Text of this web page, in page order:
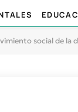
social de la